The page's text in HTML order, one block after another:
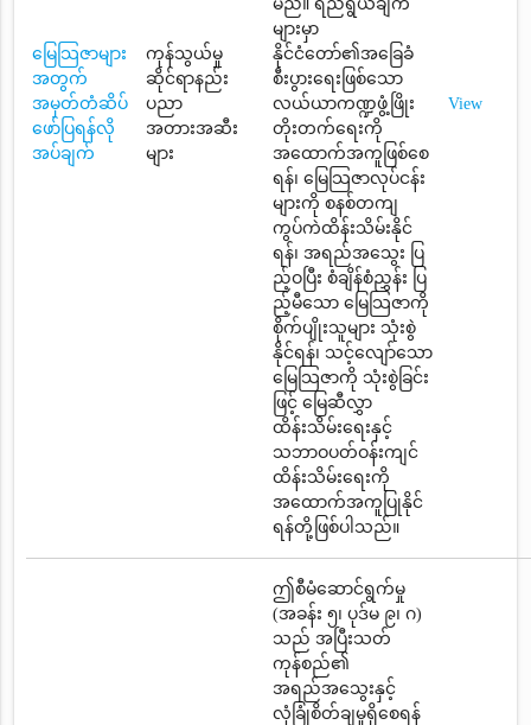
မြေသြဇာများ
အတွက်
အမှတ်တံဆိပ်
ဖော်ပြရန်လို
အပ်ချက်
ကုန်သွယ်မှု
ဆိုင်ရာနည်း
ပညာ
အတားအဆီး
များ
မည်။ ရည်ရွယ်ချက်
များမှာ
နိုင်ငံတော်၏အခြေခံ
စီးပွားရေးဖြစ်သော
လယ်ယာကဏ္ဍဖွံ့ဖြိုး
တိုးတက်ရေးကို
အထောက်အကူဖြစ်စေ
ရန်၊ မြေသြဇာလုပ်ငန်း
များကို စနစ်တကျ
ကွပ်ကဲထိန်းသိမ်းနိုင်
ရန်၊ အရည်အသွေး ပြ
ည့်ဝပြီး စံချိန်စံညွှန်း ပြ
ည့်မီသော မြေသြဇာကို
စိုက်ပျိုးသူများ သုံးစွဲ
နိုင်ရန်၊ သင့်လျော်သော
မြေသြဇာကို သုံးစွဲခြင်း
ဖြင့် မြေဆီလွှာ
ထိန်းသိမ်းရေးနှင့်
သဘာဝပတ်ဝန်းကျင်
ထိန်းသိမ်းရေးကို
အထောက်အကူပြုနိုင်
ရန်တို့ဖြစ်ပါသည်။
View
ဤစီမံဆောင်ရွက်မှု
(အခန်း ၅၊ ပုဒ်မ ၉၊ ဂ)
သည် အပြီးသတ်
ကုန်စည်၏
အရည်အသွေးနှင့်
လုံခြုံစိတ်ချမှုရှိစေရန်